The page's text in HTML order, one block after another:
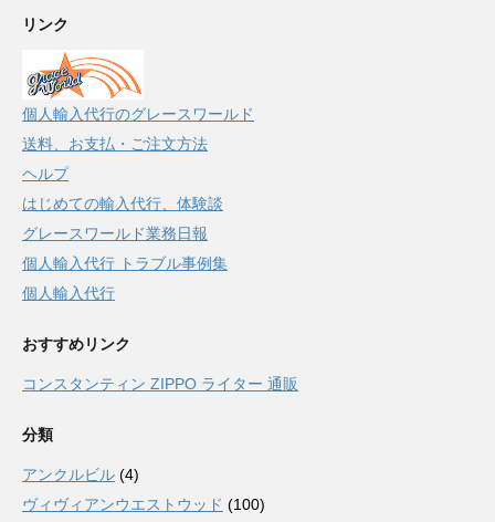
リンク
個人輸入代行のグレースワールド
送料、お支払・ご注文方法
ヘルプ
はじめての輸入代行、体験談
グレースワールド業務日報
個人輸入代行 トラブル事例集
個人輸入代行
おすすめリンク
コンスタンティン ZIPPO ライター 通販
分類
アンクルビル (4)
ヴィヴィアンウエストウッド (100)